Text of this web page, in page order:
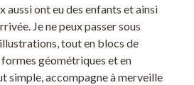
aussi ont eu des enfants et ainsi
Je ne peux passer sous
tout en blocs de
géométriques et en
simple, accompagne à merveille